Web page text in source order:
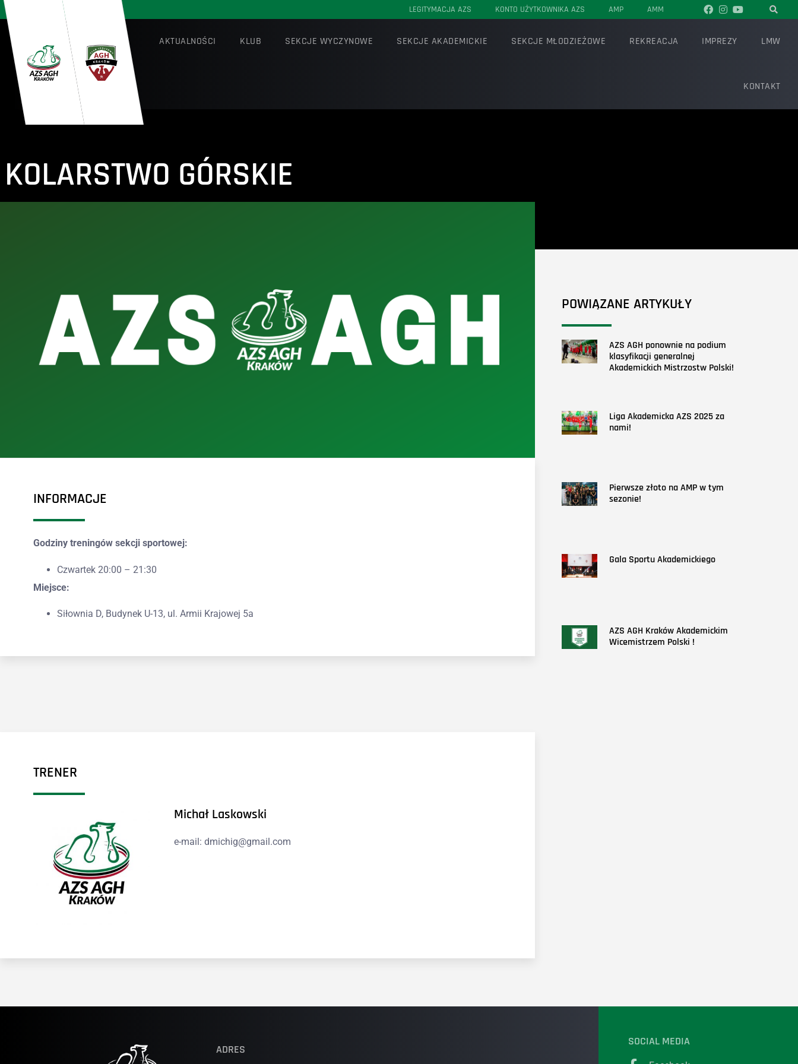
LEGITYMACJA AZS KONTO UŻYTKOWNIKA AZS AMP AMM
AKTUALNOŚCI KLUB SEKCJE WYCZYNOWE SEKCJE AKADEMICKIE SEKCJE MŁODZIEŻOWE REKREACJA IMPREZY LMW
KONTAKT
KOLARSTWO GÓRSKIE
INFORMACJE
Godziny treningów sekcji sportowej:
Czwartek 20:00 – 21:30
Miejsce:
Siłownia D, Budynek U-13, ul. Armii Krajowej 5a
POWIĄZANE ARTYKUŁY
AZS AGH ponownie na podium
klasyfikacji generalnej
Akademickich Mistrzostw Polski!
Liga Akademicka AZS 2025 za
nami!
Pierwsze złoto na AMP w tym
sezonie!
Gala Sportu Akademickiego
AZS AGH Kraków Akademickim
Wicemistrzem Polski !
TRENER
Michał Laskowski
e-mail: dmichig@gmail.com
ADRES
SOCIAL MEDIA